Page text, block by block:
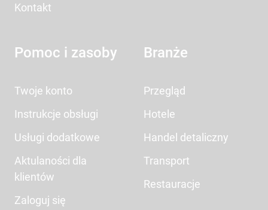
Kontakt
Pomoc i zasoby
Twoje konto
Instrukcje obsługi
Usługi dodatkowe
Aktulaności dla
klientów
Zaloguj się
Branże
Przegląd
Hotele
Handel detaliczny
Transport
Restauracje